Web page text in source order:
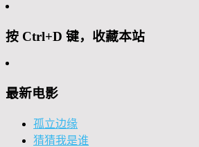
按 Ctrl+D 键，收藏本站
最新电影
孤立边缘
猜猜我是谁